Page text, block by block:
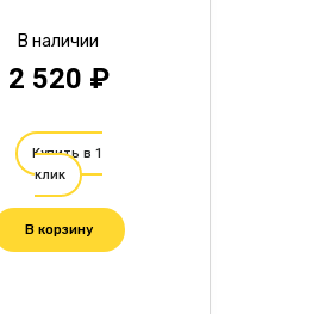
В наличии
2 520 ₽
Купить в 1
клик
В корзину